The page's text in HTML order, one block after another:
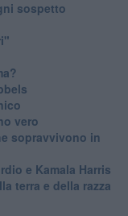
sospetto
vero
sopravvivono in
e Kamala Harris
terra e della razza